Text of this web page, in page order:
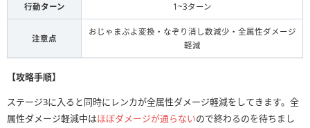
行動ターン 1~3ターン
注意点
おじゃまぷよ変換・なぞり消し数減少・全属性ダメージ
軽減
【攻略手順】
ステージ3に入ると同時にレンカが全属性ダメージ軽減をしてきます。全
属性ダメージ軽減中はほぼダメージが通らないので終わるのを待ちまし